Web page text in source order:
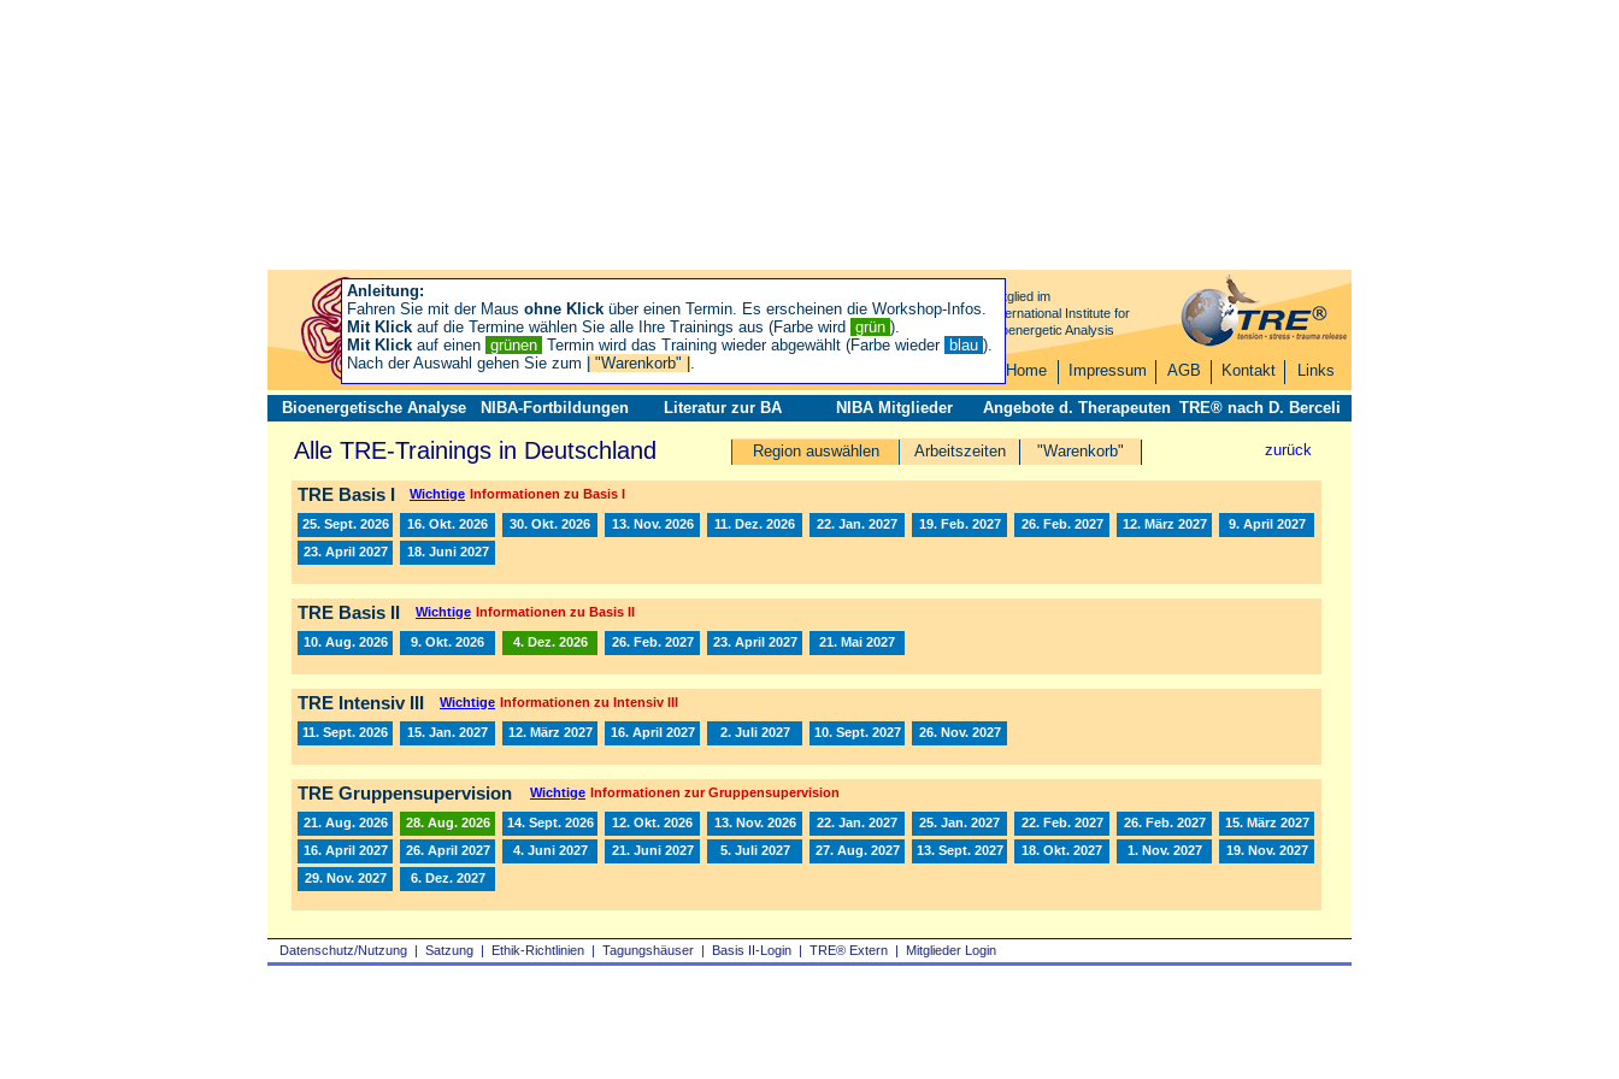
Datenschutz/Nutzung | Satzung | Ethik-Richtlinien | Tagungshäuser | Basis II‑Login | TRE® Extern | Mitglieder Login
Mitglied im
International Institute for
Bioenergetic Analysis
Home Impressum AGB Kontakt Links
Bioenergetische Analyse NIBA-Fortbildungen Literatur zur BA NIBA Mitglieder Angebote d. Therapeuten TRE® nach D. Berceli
zurück
Arbeitszeiten "Warenkorb"
Alle TRE-Trainings in Deutschland Region auswählen
TRE Basis I Wichtige Informationen zu Basis I
25. Sept. 2026 16. Okt. 2026 30. Okt. 2026 13. Nov. 2026 11. Dez. 2026 22. Jan. 2027 19. Feb. 2027 26. Feb. 2027 12. März 2027
9. April 2027
23. April 2027
18. Juni 2027
TRE Basis II Wichtige Informationen zu Basis II
10. Aug. 2026 9. Okt. 2026 4. Dez. 2026 26. Feb. 2027 23. April 2027 21. Mai 2027
TRE Intensiv III Wichtige Informationen zu Intensiv III
11. Sept. 2026 15. Jan. 2027 12. März 2027 16. April 2027 2. Juli 2027 10. Sept. 2027 26. Nov. 2027
TRE Gruppensupervision Wichtige Informationen zur Gruppensupervision
21. Aug. 2026 28. Aug. 2026 14. Sept. 2026 12. Okt. 2026 13. Nov. 2026 22. Jan. 2027 25. Jan. 2027 22. Feb. 2027 26. Feb. 2027
15. März 2027
16. April 2027
26. April 2027 4. Juni 2027 21. Juni 2027 5. Juli 2027 27. Aug. 2027 13. Sept. 2027 18. Okt. 2027 1. Nov. 2027
19. Nov. 2027
29. Nov. 2027
6. Dez. 2027
Anleitung:
Fahren Sie mit der Maus ohne Klick über einen Termin. Es erscheinen die Workshop-Infos.
Mit Klick auf die Termine wählen Sie alle Ihre Trainings aus (Farbe wird grün ).
Mit Klick auf einen grünen Termin wird das Training wieder abgewählt (Farbe wieder blau ).
Nach der Auswahl gehen Sie zum
| "Warenkorb" | .